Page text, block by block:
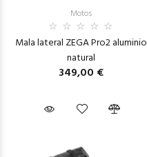
Motos
Mala lateral ZEGA Pro2 aluminio
natural
349,00 €